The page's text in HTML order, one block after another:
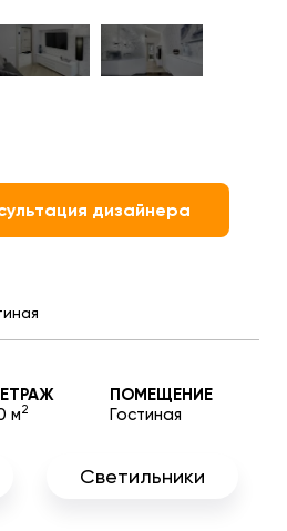
дизайнера
м2
ПОМЕЩЕНИЕ
Гостиная
Светильники